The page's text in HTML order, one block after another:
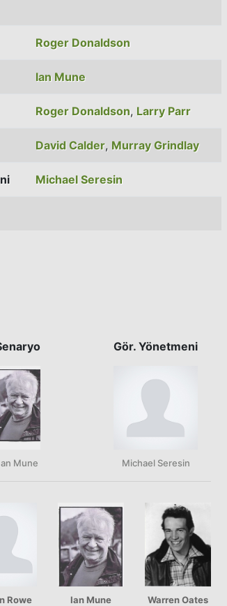
Roger Donaldson
Ian Mune
Roger Donaldson, Larry Parr
David Calder, Murray Grindlay
Michael Seresin
Mune
Gör. Yönetmeni
Michael Seresin
Rowe
Ian Mune
Warren Oates